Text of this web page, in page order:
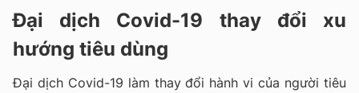
Đại dịch Covid-19 thay đổi xu
hướng tiêu dùng
Đại dịch Covid-19 làm thay đổi hành vi của người tiêu